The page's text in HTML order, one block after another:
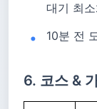
대기 최
10분 전
6. 코스 &